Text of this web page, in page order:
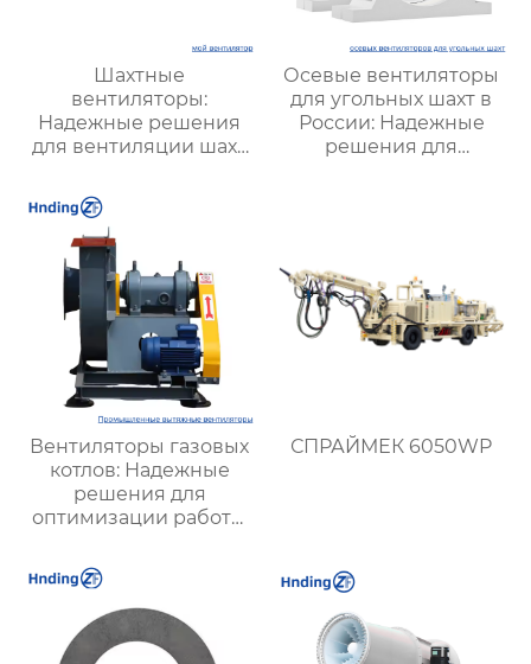
Шахтные
вентиляторы:
Надежные решения
для вентиляции шахт
| Купить с доставкой
Осевые вентиляторы
для угольных шахт в
России: Надежные
решения для
Вентиляторы газовых
котлов: Надежные
решения для
оптимизации работы
СПРАЙМЕК 6050WP